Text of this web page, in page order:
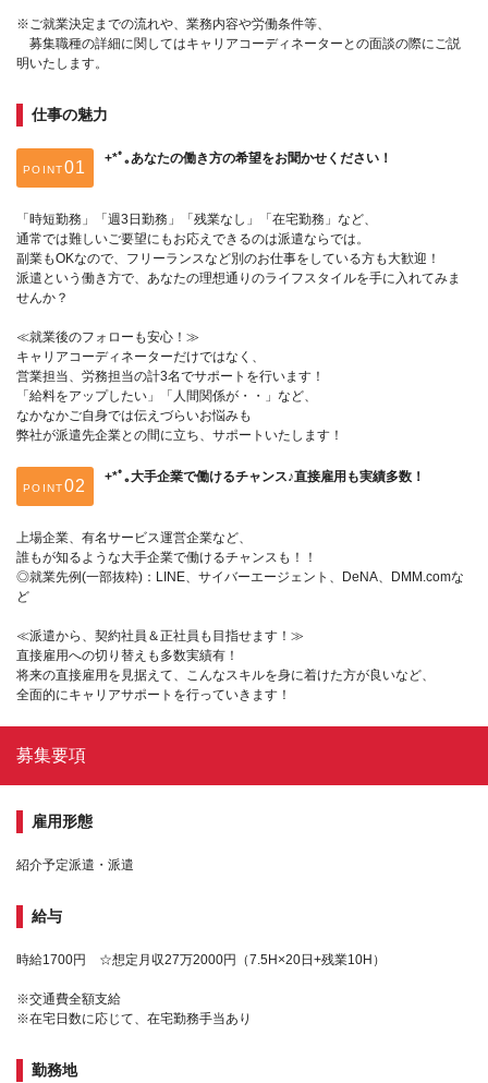
※ご就業決定までの流れや、業務内容や労働条件等、
募集職種の詳細に関してはキャリアコーディネーターとの面談の際にご説
明いたします。
仕事の魅力
POINT
+*ﾟ｡あなたの働き方の希望をお聞かせください！
「時短勤務」「週3日勤務」「残業なし」「在宅勤務」など、
通常では難しいご要望にもお応えできるのは派遣ならでは。
副業もOKなので、フリーランスなど別のお仕事をしている方も大歓迎！
派遣という働き方で、あなたの理想通りのライフスタイルを手に入れてみま
せんか？
≪就業後のフォローも安心！≫
キャリアコーディネーターだけではなく、
営業担当、労務担当の計3名でサポートを行います！
「給料をアップしたい」「人間関係が・・」など、
なかなかご自身では伝えづらいお悩みも
弊社が派遣先企業との間に立ち、サポートいたします！
POINT
+*ﾟ｡大手企業で働けるチャンス♪直接雇用も実績多数！
上場企業、有名サービス運営企業など、
誰もが知るような大手企業で働けるチャンスも！！
◎就業先例(一部抜粋)：LINE、サイバーエージェント、DeNA、DMM.comな
ど
≪派遣から、契約社員＆正社員も目指せます！≫
直接雇用への切り替えも多数実績有！
将来の直接雇用を見据えて、こんなスキルを身に着けた方が良いなど、
全面的にキャリアサポートを行っていきます！
募集要項
雇用形態
紹介予定派遣・派遣
給与
時給1700円 ☆想定月収27万2000円（7.5H×20日+残業10H）
※交通費全額支給
※在宅日数に応じて、在宅勤務手当あり
勤務地